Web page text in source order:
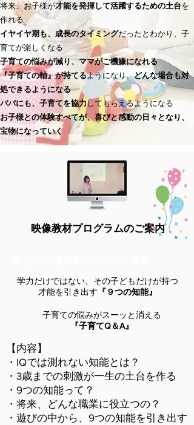
将来、お子様が才能を発揮して活躍するための土台を
作れる
イヤイヤ期も、成長のタイミングだったとわかり、子
育てが楽しくなる
子育ての悩みが減り、ママがご機嫌になれる
『子育ての軸』が持てるようになり、どんな場合も対
処できるようになる
パパにも、子育てを協力してもらえるようになる
お子様との体験すべてが、喜びと感動の日々となり、
宝物になっていく
映像教材プログラムのご案内
学力だけではない、その子どもだけが持つ
才能を引き出す 『９つの知能』
子育ての悩みがスーッと消える
『子育てQ＆A』
【内容】
・IQでは測れない知能とは？
・3歳までの刺激が一生の土台を作る
・9つの知能って？
・将来、どんな職業に役立つの？
・遊びの中から、9つの知能を引き出す